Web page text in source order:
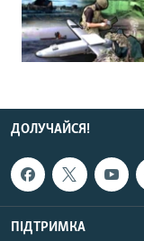
ДОЛУЧАЙСЯ!
ПІДТРИМКА